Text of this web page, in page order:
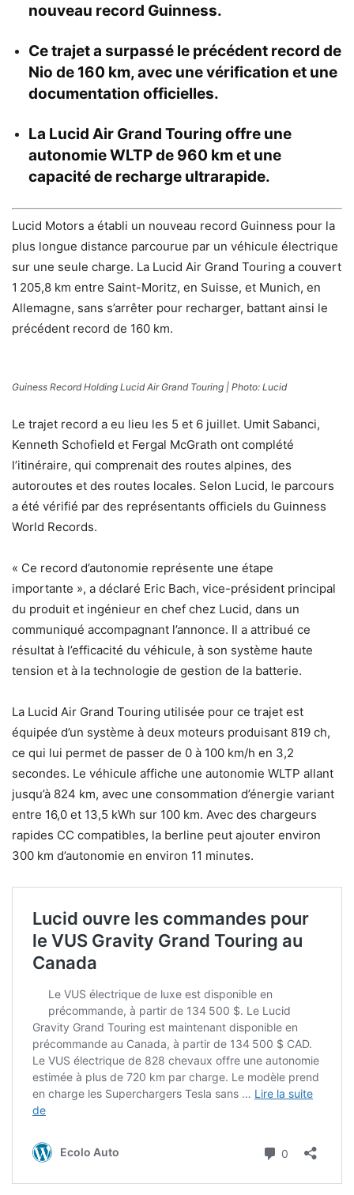
nouveau record Guinness.
Ce trajet a surpassé le précédent record de
Nio de 160 km, avec une vérification et une
documentation officielles.
La Lucid Air Grand Touring offre une
autonomie WLTP de 960 km et une
capacité de recharge ultrarapide.
Lucid Motors a établi un nouveau record Guinness pour la
plus longue distance parcourue par un véhicule électrique
sur une seule charge. La Lucid Air Grand Touring a couvert
1 205,8 km entre Saint-Moritz, en Suisse, et Munich, en
Allemagne, sans s’arrêter pour recharger, battant ainsi le
précédent record de 160 km.
Guiness Record Holding Lucid Air Grand Touring | Photo: Lucid
Le trajet record a eu lieu les 5 et 6 juillet. Umit Sabanci,
Kenneth Schofield et Fergal McGrath ont complété
l’itinéraire, qui comprenait des routes alpines, des
autoroutes et des routes locales. Selon Lucid, le parcours
a été vérifié par des représentants officiels du Guinness
World Records.
« Ce record d’autonomie représente une étape
importante », a déclaré Eric Bach, vice-président principal
du produit et ingénieur en chef chez Lucid, dans un
communiqué accompagnant l’annonce. Il a attribué ce
résultat à l’efficacité du véhicule, à son système haute
tension et à la technologie de gestion de la batterie.
La Lucid Air Grand Touring utilisée pour ce trajet est
équipée d’un système à deux moteurs produisant 819 ch,
ce qui lui permet de passer de 0 à 100 km/h en 3,2
secondes. Le véhicule affiche une autonomie WLTP allant
jusqu’à 824 km, avec une consommation d’énergie variant
entre 16,0 et 13,5 kWh sur 100 km. Avec des chargeurs
rapides CC compatibles, la berline peut ajouter environ
300 km d’autonomie en environ 11 minutes.